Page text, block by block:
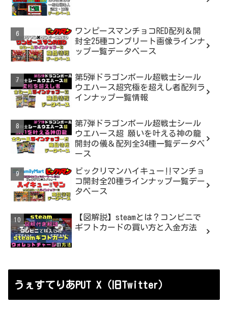
ワンピースマンチョコRED配列＆開
封全25種コンプリート画像ラインナ
ップ一覧データベース
第5弾ドラゴンボール超戦士シール
ウエハース超究極を超えし者配列ラ
インナップ一覧情報
第7弾ドラゴンボール超戦士シール
ウエハース超 願いを叶える神の龍
開封の儀＆配列全34種一覧データベ
ース
ビックリマンハイキュー‼マンチョ
コ開封全20種ラインナップ一覧デー
タベース
【図解説】steamとは？コンビニで
ギフトカードの買い方と入金方法
うぇすてりあPUT X（旧Twitter）